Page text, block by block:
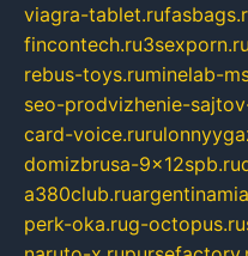
viagra-tablet.ru
fincontech.ru3sexporn.ru
rebus-toys.ruminelab-
seo-prodvizhenie-
card-voice.ru
domizbrusa-9x12spb.ru
a380club.ru
perk-oka.rug-octopus.ru